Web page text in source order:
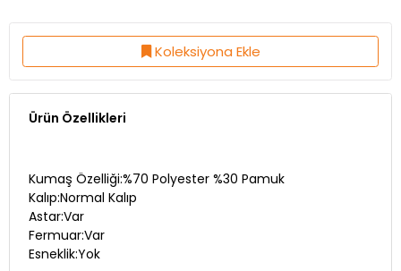
Koleksiyona Ekle
Ürün Özellikleri
Kalıp:Normal Kalıp
Astar:Var
Fermuar:Var
Esneklik:Yok